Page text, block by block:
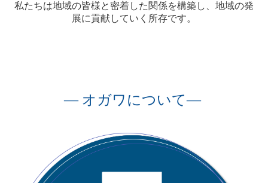
私たちは地域の皆様と密着した関係を構築し、地域の発
展に貢献していく所存です。
― オガワについて―